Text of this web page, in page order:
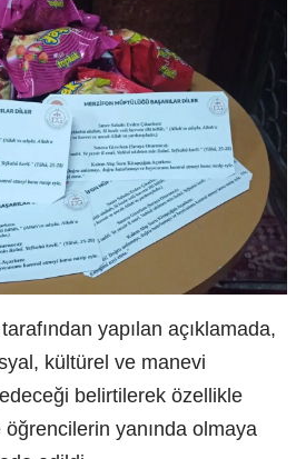
yapılan açıklamada,
kültürel ve manevi
belirtilerek özellikle
yanında olmaya